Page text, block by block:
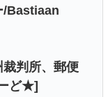
/Bastiaan
裁判所、郵便
ど★]